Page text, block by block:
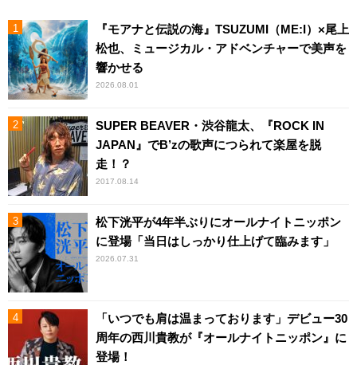
『モアナと伝説の海』TSUZUMI（ME:I）×尾上
松也、ミュージカル・アドベンチャーで美声を
響かせる
2026.08.01
SUPER BEAVER・渋谷龍太、『ROCK IN
JAPAN』でB’zの歌声につられて楽屋を脱
走！？
2017.08.14
松下洸平が4年半ぶりにオールナイトニッポン
に登場「当日はしっかり仕上げて臨みます」
2026.07.31
「いつでも肩は温まっております」デビュー30
周年の西川貴教が『オールナイトニッポン』に
登場！